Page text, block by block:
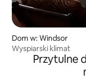
Dom w: Windsor
Wyspiarski klimat
Przytulne